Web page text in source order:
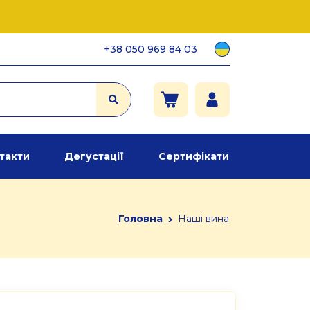
+38 050 969 84 03
Дегустації Сертифікати
Головна › Наші вина